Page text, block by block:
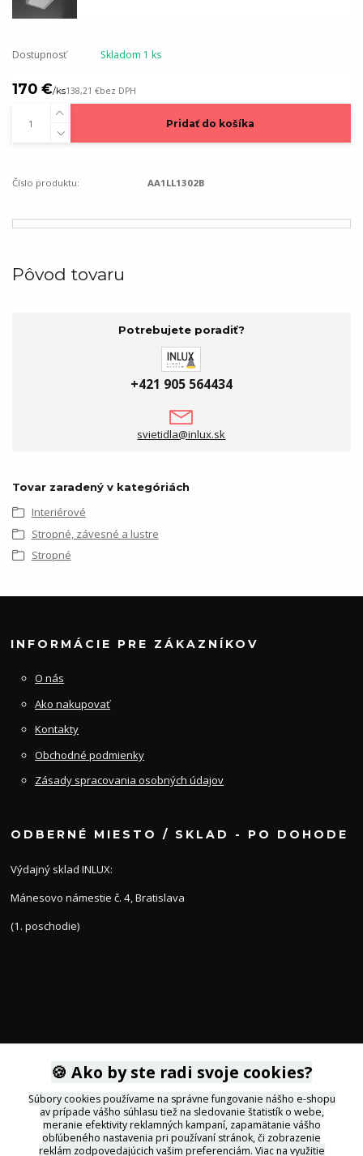
Dostupnosť Skladom 1 ks
170 €/ks138,21 €bez DPH
Pridať do košíka
Číslo produktu: AA1LL1302B
Pôvod tovaru
Potrebujete poradiť?
+421 905 564434
svietidla@inlux.sk
Tovar zaradený v kategóriách
Interiérové
Stropné, závesné a lustre
Stropné
INFORMÁCIE PRE ZÁKAZNÍKOV
O nás
Ako nakupovať
Kontakty
Obchodné podmienky
Zásady spracovania osobných údajov
ODBERNÉ MIESTO / SKLAD - PO DOHODE
Výdajný sklad INLUX:
Mánesovo námestie č. 4, Bratislava
(1. poschodie)
KONTAKTY
+421 905 564434
🍪 Ako by ste radi svoje cookies?
Súbory cookies používame na správne fungovanie nášho e-shopu
av prípade vášho súhlasu tiež na sledovanie štatistík o webe,
meranie efektivity reklamných kampaní, zapamätanie vášho
obľúbeného nastavenia pri používaní stránok, či zobrazenie
reklám zodpovedajúcich vašim preferenciám. Viac na využitie